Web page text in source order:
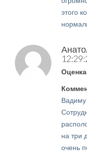
этого
на три
очень